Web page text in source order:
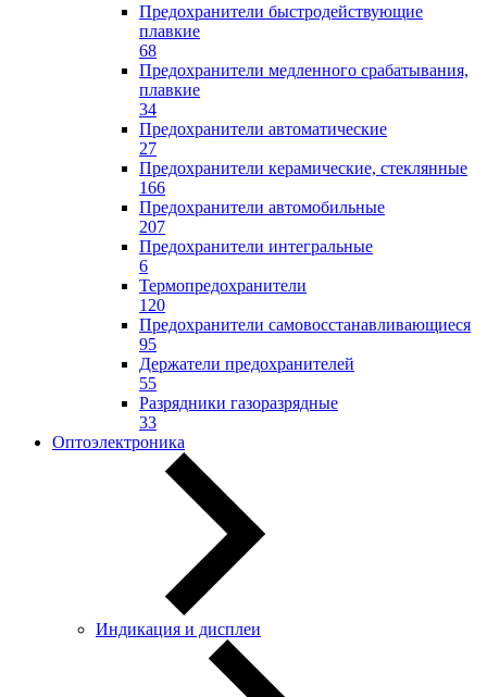
Предохранители быстродействующие
плавкие
68
Предохранители медленного срабатывания,
плавкие
34
Предохранители автоматические
27
Предохранители керамические, стеклянные
166
Предохранители автомобильные
207
Предохранители интегральные
6
Термопредохранители
120
Предохранители самовосстанавливающиеся
95
Держатели предохранителей
55
Разрядники газоразрядные
33
Оптоэлектроника
Индикация и дисплеи